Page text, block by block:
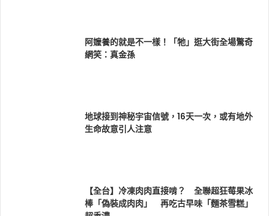
阿嬤養的就是不一樣！「牠」逛大街全場驚奇
網笑：真金孫
地球接到神秘宇宙信號，16天一次，或有地外
生命故意引人注意
【全台】冷凍肉肉直接啃？ 全聯超狂莓果冰
棒「偽裝成肉肉」 再吃古早味「麵茶雪糕」